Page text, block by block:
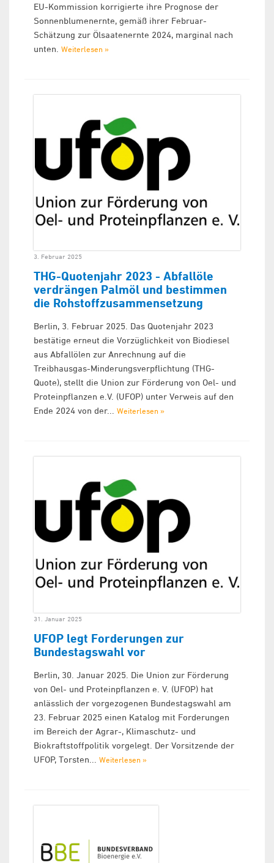
EU-Kommission korrigierte ihre Prognose der
Sonnenblumenernte, gemäß ihrer Februar-
Schätzung zur Ölsaatenernte 2024, marginal nach
unten. Weiterlesen »
3. Februar 2025
THG-Quotenjahr 2023 - Abfallöle
verdrängen Palmöl und bestimmen
die Rohstoffzusammensetzung
Berlin, 3. Februar 2025. Das Quotenjahr 2023
bestätige erneut die Vorzüglichkeit von Biodiesel
aus Abfallölen zur Anrechnung auf die
Treibhausgas-Minderungsverpflichtung (THG-
Quote), stellt die Union zur Förderung von Oel- und
Proteinpflanzen e.V. (UFOP) unter Verweis auf den
Ende 2024 von der... Weiterlesen »
31. Januar 2025
UFOP legt Forderungen zur
Bundestagswahl vor
Berlin, 30. Januar 2025. Die Union zur Förderung
von Oel- und Proteinpflanzen e. V. (UFOP) hat
anlässlich der vorgezogenen Bundestagswahl am
23. Februar 2025 einen Katalog mit Forderungen
im Bereich der Agrar-, Klimaschutz- und
Biokraftstoffpolitik vorgelegt. Der Vorsitzende der
UFOP, Torsten... Weiterlesen »